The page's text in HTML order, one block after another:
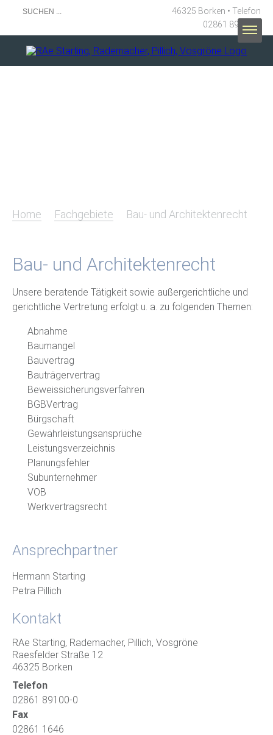
46325 Borken • Telefon
02861 89100-0
Home Fachgebiete Bau- und Architektenrecht
Bau- und Architektenrecht
Unsere beratende Tätigkeit sowie außergerichtliche und
gerichtliche Vertretung erfolgt u. a. zu folgenden Themen:
Abnahme
Baumangel
Bauvertrag
Bauträgervertrag
Beweissicherungsverfahren
BGBVertrag
Bürgschaft
Gewährleistungsansprüche
Leistungsverzeichnis
Planungsfehler
Subunternehmer
VOB
Werkvertragsrecht
Ansprechpartner
Hermann Starting
Petra Pillich
Kontakt
RAe Starting, Rademacher, Pillich, Vosgröne
Raesfelder Straße 12
46325 Borken
Telefon
02861 89100-0
Fax
02861 1646